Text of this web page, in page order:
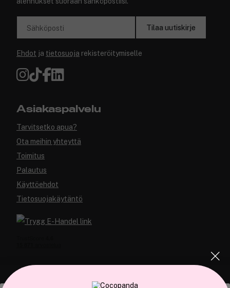
Sähköposti Tilaa uutiskirje
Ehdot ja tietosuoja rekisteröitymiselle
Asiakaspalvelu
Tarvitsetko apua?
Ota meihin yhteyttä
Toimitus
Palautus
Käyttöehdot
Tietosuojakäytäntö